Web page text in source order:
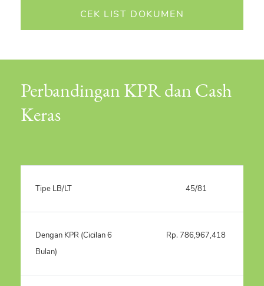
CEK LIST DOKUMEN
Perbandingan KPR dan Cash
Keras
Tipe LB/LT 45/81
Dengan KPR (Cicilan 6
Bulan)
Rp. 786,967,418